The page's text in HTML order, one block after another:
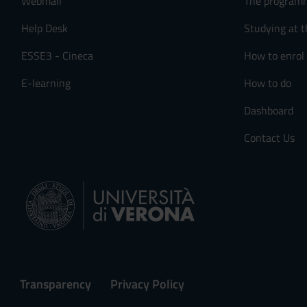
Help Desk
ESSE3 - Cineca
E-learning
Studying at
How to enrol
How to do
Dashboard
Contact Us
Transparency Privacy Policy